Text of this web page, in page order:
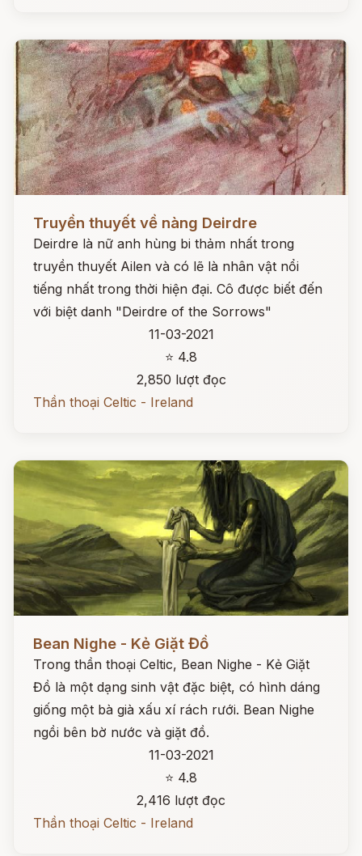
Đọc ngay
Truyền thuyết về nàng Deirdre
Deirdre là nữ anh hùng bi thảm nhất trong
truyền thuyết Ailen và có lẽ là nhân vật nổi
tiếng nhất trong thời hiện đại. Cô được biết đến
với biệt danh "Deirdre of the Sorrows"
11-03-2021
⭐ 4.8
2,850 lượt đọc
Thần thoại Celtic - Ireland
Bean Nighe - Kẻ Giặt Đồ
Trong thần thoại Celtic, Bean Nighe - Kẻ Giặt
Đồ là một dạng sinh vật đặc biệt, có hình dáng
giống một bà già xấu xí rách rưới. Bean Nighe
ngồi bên bờ nước và giặt đồ.
11-03-2021
⭐ 4.8
2,416 lượt đọc
Thần thoại Celtic - Ireland